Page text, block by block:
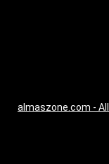
almaszone.com -